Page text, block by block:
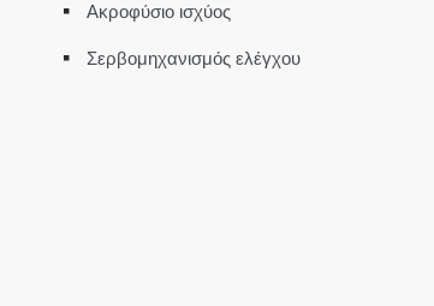
Ακροφύσιο ισχύος
Σερβομηχανισμός ελέγχου